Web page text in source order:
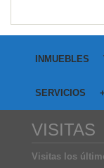
INMUEBLES
SERVICIOS
VISITAS
Visitas los